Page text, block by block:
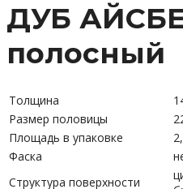
ДУБ
полосный
Толщина
Размер половицы
Площадь в упаковке
Фаска
Структура поверхности